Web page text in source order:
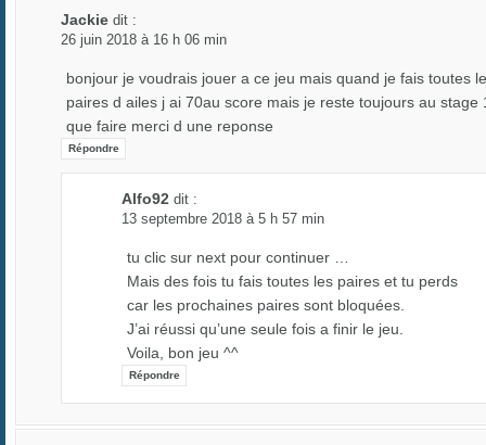
Jackie dit :
26 juin 2018 à 16 h 06 min
bonjour je voudrais jouer a ce jeu mais quand je fais toutes
paires d ailes j ai 70au score mais je reste toujours au stage
que faire merci d une reponse
Répondre
Alfo92 dit :
13 septembre 2018 à 5 h 57 min
tu clic sur next pour continuer …
Mais des fois tu fais toutes les paires et tu perds
car les prochaines paires sont bloquées.
J’ai réussi qu’une seule fois a finir le jeu.
Voila, bon jeu ^^
Répondre